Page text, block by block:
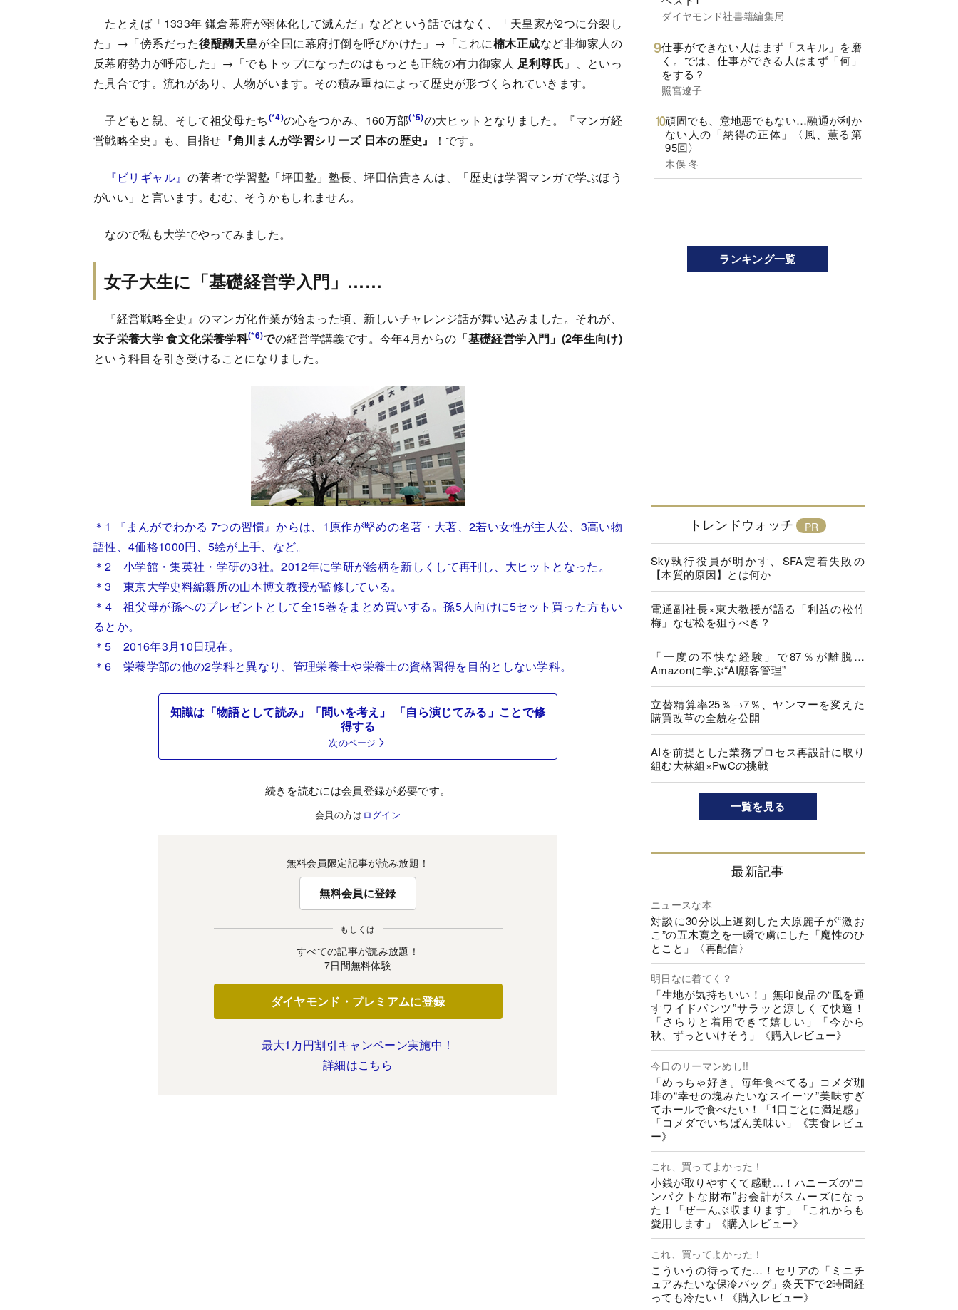
たとえば「1333年 鎌倉幕府が弱体化して滅んだ」などという話ではなく、「天皇家が2つに分裂し
た」→「傍系だった後醍醐天皇が全国に幕府打倒を呼びかけた」→「これに楠木正成など非御家人の
反幕府勢力が呼応した」→「でもトップになったのはもっとも正統の有力御家人 足利尊氏 」、といっ
た具合です。流れがあり、人物がいます。その積み重ねによって歴史が形づくられていきます。
子どもと親、そして祖父母たち(*4)の心をつかみ、160万部(*5)の大ヒットとなりました。『マンガ経
営戦略全史』も、目指せ 『角川まんが学習シリーズ 日本の歴史』 ！です。
『ビリギャル』 の著者で学習塾「坪田塾」塾長、坪田信貴さんは、「歴史は学習マンガで学ぶほう
がいい」と言います。むむ、そうかもしれません。
なので私も大学でやってみました。
女子大生に「基礎経営学入門」……
『経営戦略全史』のマンガ化作業が始まった頃、新しいチャレンジ話が舞い込みました。それが、
女子栄養大学 食文化栄養学科(*6)での経営学講義です。今年4月からの 「基礎経営学入門」(2年生向け)
という科目を引き受けることになりました。
＊1 『まんがでわかる 7つの習慣』からは、1原作が堅めの名著・大著、2若い女性が主人公、3高い物
語性、4価格1000円、5絵が上手、など。
＊2 小学館・集英社・学研の3社。2012年に学研が絵柄を新しくして再刊し、大ヒットとなった。
＊3 東京大学史料編纂所の山本博文教授が監修している。
＊4 祖父母が孫へのプレゼントとして全15巻をまとめ買いする。孫5人向けに5セット買った方もい
るとか。
＊5 2016年3月10日現在。
＊6 栄養学部の他の2学科と異なり、管理栄養士や栄養士の資格習得を目的としない学科。
知識は「物語として読み」「問いを考え」 「自ら演じてみる」ことで修
得する
次のページ
続きを読むには会員登録が必要です。
会員の方は ログイン
無料会員限定記事が読み放題！
無料会員に登録
もしくは
すべての記事が読み放題！
7日間無料体験
ダイヤモンド・プレミアムに登録
最大1万円割引キャンペーン実施中！
詳細はこちら
ダイヤモンド社書籍編集局
仕事ができない人はまず「スキル」を磨
く。では、仕事ができる人はまず「何」
をする？
照宮遼子
頑固でも、意地悪でもない…融通が利か
ない人の「納得の正体」〈風、薫る第
95回〉
木俣 冬
ランキング一覧
トレンドウォッチ
Sky執行役員が明かす、SFA定着失敗の
【本質的原因】とは何か
電通副社長×東大教授が語る「利益の松竹
梅」なぜ松を狙うべき？
「一度の不快な経験」で87％が離脱…
Amazonに学ぶ“AI顧客管理”
立替精算率25％→7％、ヤンマーを変えた
購買改革の全貌を公開
AIを前提とした業務プロセス再設計に取り
組む大林組×PwCの挑戦
一覧を見る
最新記事
ニュースな本
対談に30分以上遅刻した大原麗子が“激お
こ”の五木寛之を一瞬で虜にした「魔性のひ
とこと」〈再配信〉
明日なに着てく？
「生地が気持ちいい！」無印良品の“風を通
すワイドパンツ”サラッと涼しくて快適！
「さらりと着用できて嬉しい」「今から
秋、ずっといけそう」《購入レビュー》
今日のリーマンめし!!
「めっちゃ好き。毎年食べてる」コメダ珈
琲の“幸せの塊みたいなスイーツ”美味すぎ
てホールで食べたい！「1口ごとに満足感」
「コメダでいちばん美味い」《実食レビュ
ー》
これ、買ってよかった！
小銭が取りやすくて感動…！ハニーズの“コ
ンパクトな財布”お会計がスムーズになっ
た！「ぜーんぶ収まります」「これからも
愛用します」《購入レビュー》
これ、買ってよかった！
こういうの待ってた…！セリアの「ミニチ
ュアみたいな保冷バッグ」炎天下で2時間経
っても冷たい！《購入レビュー》